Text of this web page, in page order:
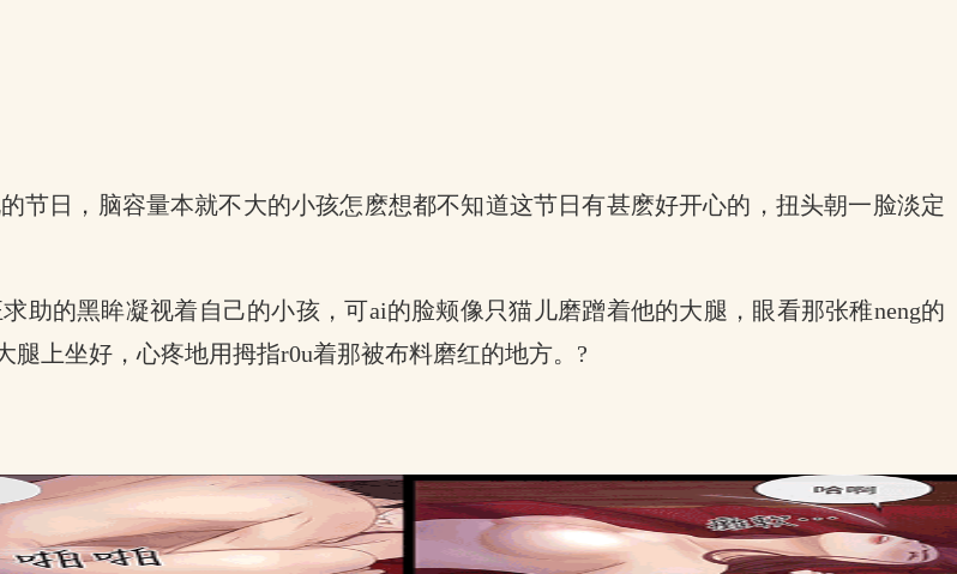
节日，脑容量本就不大的小孩怎麽想都不知道这节日有甚麽好开心的，扭头朝一脸淡定
助的黑眸凝视着自己的小孩，可ai的脸颊像只猫儿磨蹭着他的大腿，眼看那张稚neng的
上坐好，心疼地用拇指r0u着那被布料磨红的地方。?